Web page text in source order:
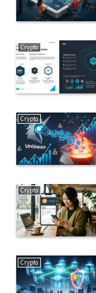
Crypto
Crypto
Crypto
Crypto